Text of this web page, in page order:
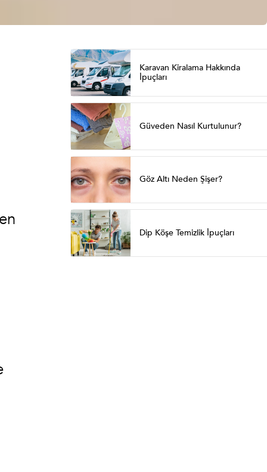
Karavan Kiralama Hakkında
İpuçları
Güveden Nasıl Kurtulunur?
Göz Altı Neden Şişer?
Dip Köşe Temizlik İpuçları